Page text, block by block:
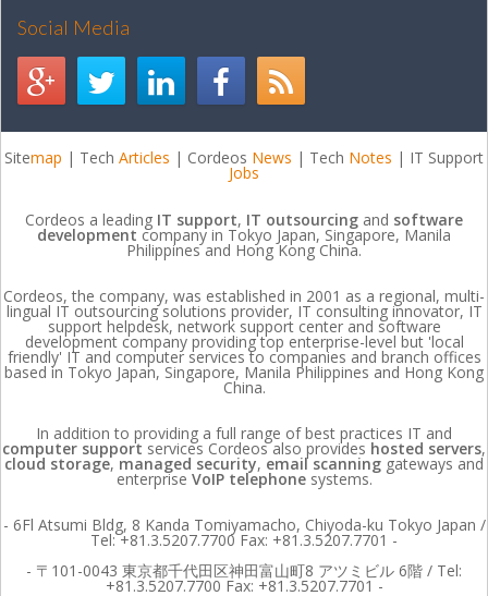
Social Media
Sitemap | Tech Articles | Cordeos News | Tech Notes | IT Support
Jobs
Cordeos a leading IT support, IT outsourcing and software
development company in Tokyo Japan, Singapore, Manila
Philippines and Hong Kong China.
Cordeos, the company, was established in 2001 as a regional, multi-
lingual IT outsourcing solutions provider, IT consulting innovator, IT
support helpdesk, network support center and software
development company providing top enterprise-level but 'local
friendly' IT and computer services to companies and branch offices
based in Tokyo Japan, Singapore, Manila Philippines and Hong Kong
China.
In addition to providing a full range of best practices IT and
computer support services Cordeos also provides hosted servers,
cloud storage, managed security, email scanning gateways and
enterprise VoIP telephonesystems.
- 6Fl Atsumi Bldg, 8 Kanda Tomiyamacho, Chiyoda-ku Tokyo Japan /
Tel: +81.3.5207.7700 Fax: +81.3.5207.7701 -
- 〒101-0043 東京都千代田区神田富山町8 アツミビル 6階 / Tel:
+81.3.5207.7700 Fax: +81.3.5207.7701 -